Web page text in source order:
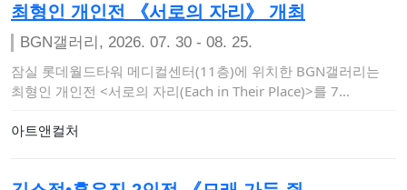
최형인 개인전 《서로의 자리》 개최
BGN갤러리, 2026. 07. 30 - 08. 25.
잠실 롯데월드타워 메디컬센터(11층)에 위치한 BGN갤러리는
최형인 개인전 <서로의 자리(Each in Their Place)>를 7…
아트앤컬처